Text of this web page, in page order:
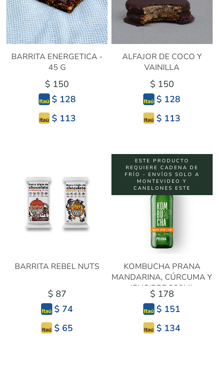
BARRITA ENERGETICA -
45 G
$ 150
$ 128
$ 113
ALFAJOR DE COCO Y
VAINILLA
$ 150
$ 128
$ 113
BARRITA REBEL NUTS
$ 87
$ 74
$ 65
ESTE PRODUCTO
REQUIERE CADENA DE
FRÍO - ENVÍOS SOLO A
MONTEVIDEO Y
CANELONES ESTE
KOMBUCHA PRANA
MANDARINA, CÚRCUMA Y
JENGIBRE 330ML
$ 178
$ 151
$ 134